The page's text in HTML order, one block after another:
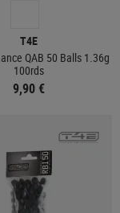
T4E
QAB 50 Balls 1.36g
100rds
9,90 €